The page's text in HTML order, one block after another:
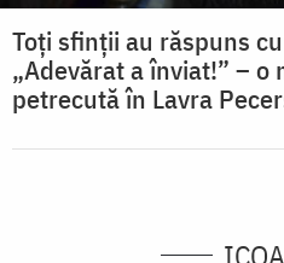
Toți sfinții au răspuns
„Adevărat a înviat!” – o
petrecută în Lavra